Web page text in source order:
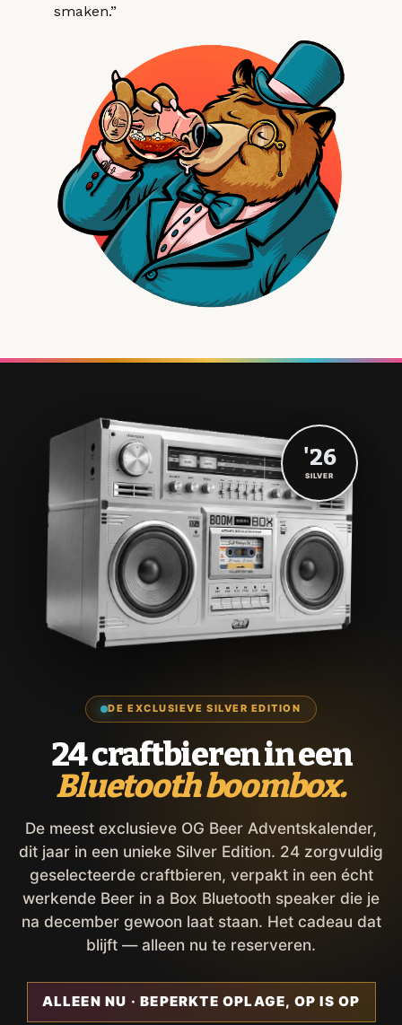
smaken.”
DE EXCLUSIEVE SILVER EDITION
24 craftbieren in een
Bluetooth boombox.
De meest exclusieve OG Beer Adventskalender,
dit jaar in een unieke Silver Edition. 24 zorgvuldig
geselecteerde craftbieren, verpakt in een écht
werkende Beer in a Box Bluetooth speaker die je
na december gewoon laat staan. Het cadeau dat
blijft — alleen nu te reserveren.
ALLEEN NU · BEPERKTE OPLAGE, OP IS OP
'26
SILVER